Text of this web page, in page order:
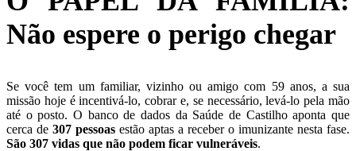
Não espere o perigo chegar
Se você tem um familiar, vizinho ou amigo com 59 anos, a sua
missão hoje é incentivá-lo, cobrar e, se necessário, levá-lo pela mão
até o posto. O banco de dados da Saúde de Castilho aponta que
cerca de 307 pessoas estão aptas a receber o imunizante nesta fase.
São 307 vidas que não podem ficar vulneráveis.